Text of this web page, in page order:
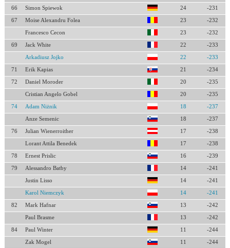
66 Simon Spiewok 24 -231
67 Moise Alexandru Folea 23 -232
Francesco Cecon 23 -232
69 Jack White 22 -233
Arkadiusz Jojko 22 -233
71 Erik Kapias 21 -234
72 Daniel Moroder 20 -235
Cristian Angelo Gobel 20 -235
74 Adam Niżnik 18 -237
Anze Semenic 18 -237
76 Julian Wienerroither 17 -238
Lorant Attila Benedek 17 -238
78 Ernest Prislic 16 -239
79 Alessandro Batby 14 -241
Justin Lisso 14 -241
Karol Niemczyk 14 -241
82 Mark Hafnar 13 -242
Paul Brasme 13 -242
84 Paul Winter 11 -244
Zak Mogel 11 -244